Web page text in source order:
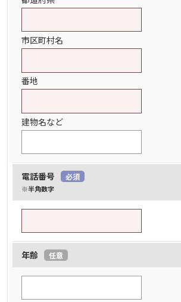
市区町村名
番地
建物名など
電話番号 必須
※半角数字
年齢 任意